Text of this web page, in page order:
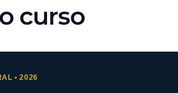
curso
• 2026